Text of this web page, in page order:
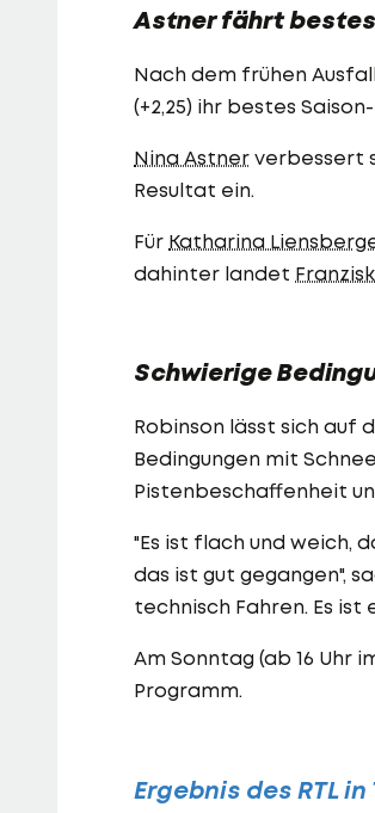
Astner fährt
Nach dem frühen
(+2,25) ihr bestes
Nina Astner verbessert
Resultat ein.
Für Katharina
dahinter landet
Schwierige
Robinson lässt sich auf
Bedingungen mit
Pistenbeschaffenheit
"Es ist flach und weich,
das ist gut gegangen",
technisch Fahren. Es
Am Sonntag (ab 16 Uhr
Programm.
Ergebnis des RTL